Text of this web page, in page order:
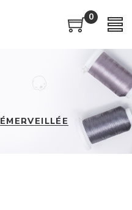
0
ÉMERVEILLÉE